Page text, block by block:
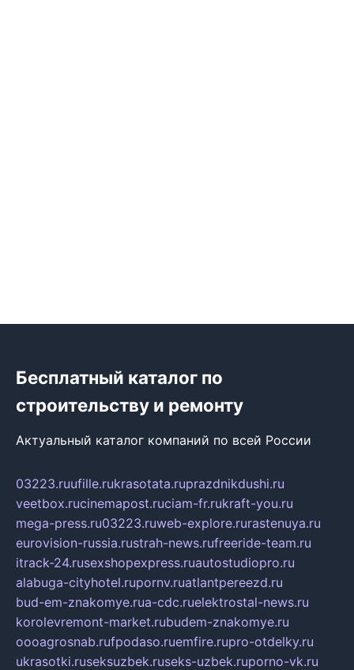
Бесплатный каталог по
строительству и ремонту
Актуальный каталог компаний по всей России
03223.ruufille.rukrasotata.ruprazdnikdushi.ru
veetbox.rucinemapost.ruciam-fr.rukraft-you.ru
mega-press.ru03223.ruweb-explore.rurastenuya.ru
eurovision-russia.rustrah-news.rufreeride-team.ru
itrack-24.rusexshopexpress.ruautostudiopro.ru
alabuga-cityhotel.rupornv.ruatlantpereezd.ru
bud-em-znakomye.rua-cdc.ruelektrostal-news.ru
korolevremont-market.rubudem-znakomye.ru
oooagrosnab.rufpodaso.ruemfire.rupro-otdelky.ru
ukrasotki.ruseksuzbek.ruseks-uzbek.ruporno-vk.ru